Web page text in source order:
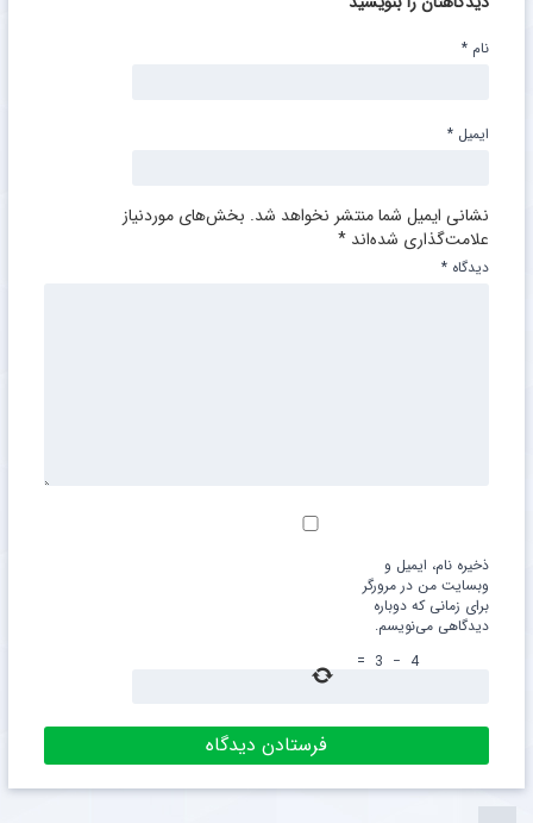
نشانی ایمیل شما منتشر نخواهد شد. بخش‌های موردنیاز
علامت‌گذاری شده‌اند *
دیدگاه *
نام *
ایمیل *
ذخیره نام، ایمیل و
وبسایت من در مرورگر
برای زمانی که دوباره
دیدگاهی می‌نویسم.
4
−
3
=